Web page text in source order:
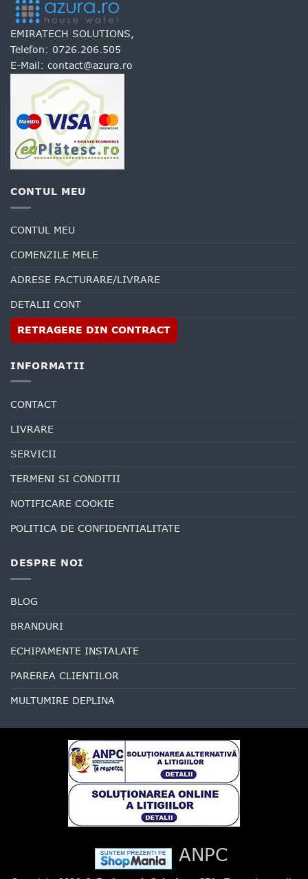
EMIRATECH SOLUTIONS,
Telefon: 0726.206.505
E-Mail: contact@azura.ro
CONTUL MEU
CONTUL MEU
COMENZILE MELE
ADRESE FACTURARE/LIVRARE
DETALII CONT
RETRAGERE DIN CONTRACT
INFORMATII
CONTACT
LIVRARE
SERVICII
TERMENI SI CONDITII
NOTIFICARE COOKIE
POLITICA DE CONFIDENTIALITATE
DESPRE NOI
BLOG
BRANDURI
ECHIPAMENTE INSTALATE
PAREREA CLIENTILOR
MULTUMIRE DEPLINA
ANPC